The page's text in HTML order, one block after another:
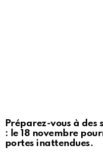
Préparez-vous à des
: le 18 novembre
portes inattendues.